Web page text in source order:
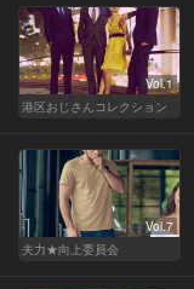
Vol.1
港区おじさんコレクション
Vol.7
夫力★向上委員会